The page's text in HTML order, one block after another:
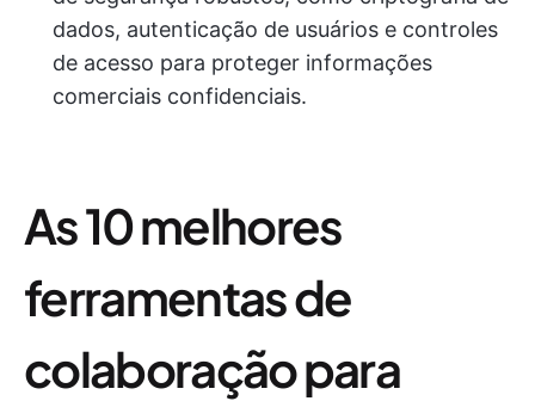
dados, autenticação de usuários e controles
de acesso para proteger informações
comerciais confidenciais.
As 10 melhores
ferramentas de
colaboração para